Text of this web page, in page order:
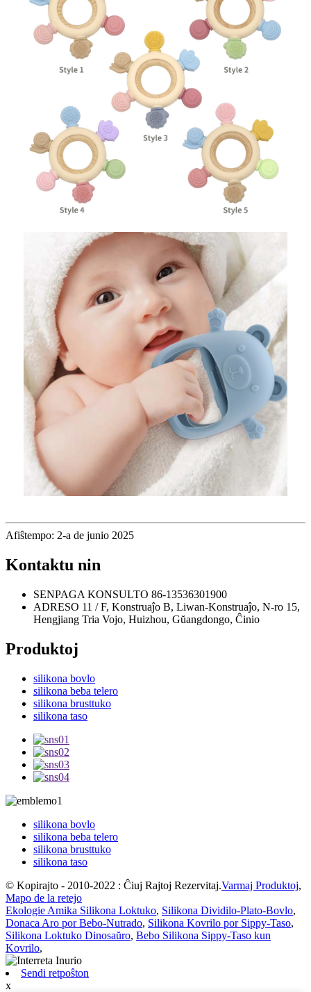
Afiŝtempo: 2-a de junio 2025
Kontaktu nin
SENPAGA KONSULTO 86-13536301900
ADRESO 11 / F, Konstruaĵo B, Liwan-Konstruaĵo, N-ro 15,
Hengjiang Tria Vojo, Huizhou, Gŭangdongo, Ĉinio
Produktoj
silikona bovlo
silikona beba telero
silikona brusttuko
silikona taso
silikona bovlo
silikona beba telero
silikona brusttuko
silikona taso
© Kopirajto - 2010-2022 : Ĉiuj Rajtoj Rezervitaj.Varmaj Produktoj,
Mapo de la retejo
Ekologie Amika Silikona Loktuko, Silikona Dividilo-Plato-Bovlo,
Donaca Aro por Bebo-Nutrado, Silikona Kovrilo por Sippy-Taso,
Silikona Loktuko Dinosaŭro, Bebo Silikona Sippy-Taso kun
Kovrilo,
Sendi retpoŝton
x